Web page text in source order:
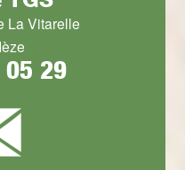
La Vitarelle
29